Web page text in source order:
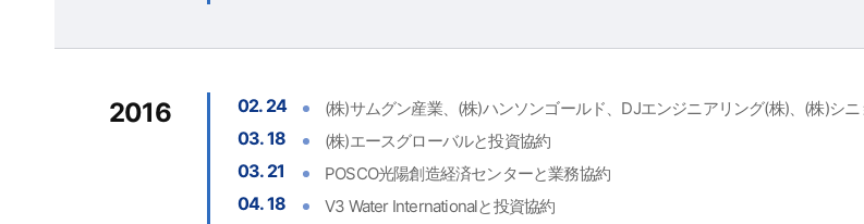
2016 02. 24 (株)サムグン産業、(株)ハンソンゴールド、DJエンジニアリング(株)、(株)シ
03. 18 (株)エースグローバルと投資協約
03. 21 POSCO光陽創造経済センターと業務協約
04. 18 V3 Water Internationalと投資協約